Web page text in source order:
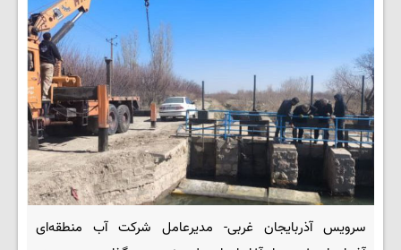
سرویس آذربایجان غربی- مدیرعامل شرکت آب منطقه‌ای